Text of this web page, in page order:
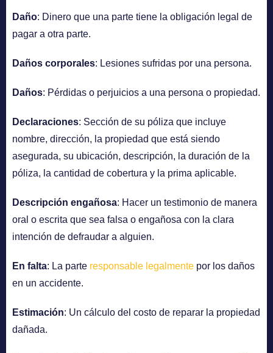
Daño: Dinero que una parte tiene la obligación legal de
pagar a otra parte.
Daños corporales: Lesiones sufridas por una persona.
Daños: Pérdidas o perjuicios a una persona o propiedad.
Declaraciones: Sección de su póliza que incluye
nombre, dirección, la propiedad que está siendo
asegurada, su ubicación, descripción, la duración de la
póliza, la cantidad de cobertura y la prima aplicable.
Descripción engañosa: Hacer un testimonio de manera
oral o escrita que sea falsa o engañosa con la clara
intención de defraudar a alguien.
En falta: La parte responsable legalmente por los daños
en un accidente.
Estimación: Un cálculo del costo de reparar la propiedad
dañada.